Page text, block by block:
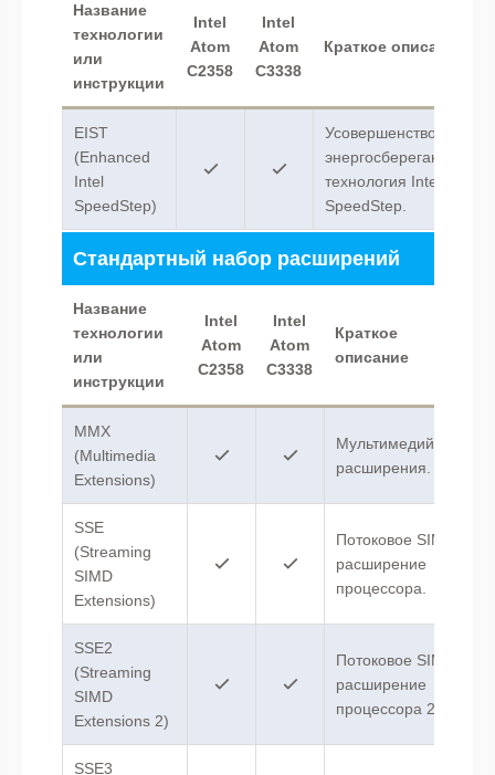
Название
технологии
или
инструкции
Intel
Atom
C2358
Intel
Atom
C3338
Краткое описание
EIST
(Enhanced
Intel
SpeedStep)
Усовершенствованная
энергосберегающая
технология Intel
SpeedStep.
Стандартный набор расширений
Название
технологии
или
инструкции
Intel
Atom
C2358
Intel
Atom
C3338
Краткое
описание
MMX
(Multimedia
Extensions)
Мультимедийные
расширения.
SSE
(Streaming
SIMD
Extensions)
Потоковое SIMD-
расширение
процессора.
SSE2
(Streaming
SIMD
Extensions 2)
Потоковое SIMD-
расширение
процессора 2.
SSE3